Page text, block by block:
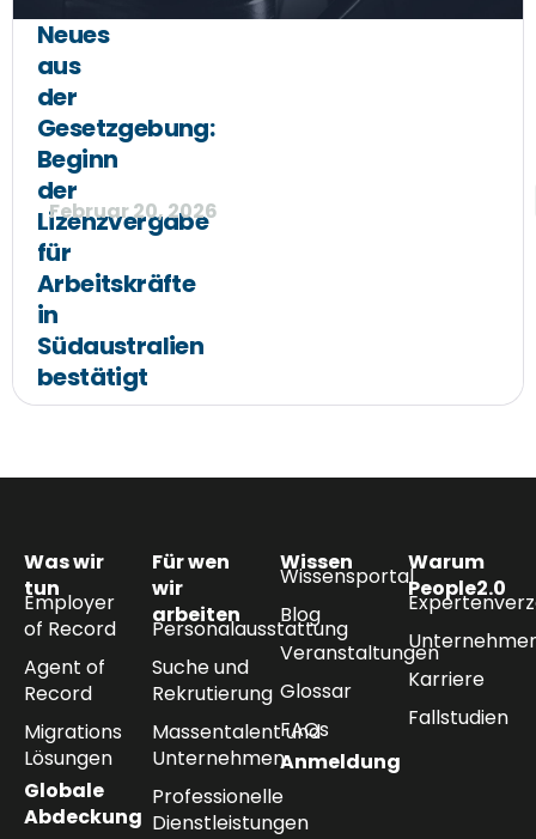
Neues
aus
der
Gesetzgebung:
Beginn
der
Lizenzvergabe
für
Arbeitskräfte
in
Südaustralien
bestätigt
Februar 20, 2026
Was wir
tun
Employer
of Record
Agent of
Record
Migrations
Lösungen
Globale
Abdeckung
Für wen
wir
arbeiten
Personalausstattung
Suche und
Rekrutierung
Massentalent und
Unternehmen
Professionelle
Dienstleistungen
Wissen
Wissensportal
Blog
Veranstaltungen
Glossar
FAQs
Anmeldung
Warum
People2.0
Karriere
Fallstudien